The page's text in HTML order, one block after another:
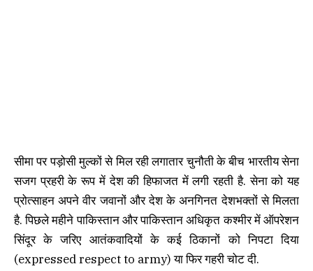
सीमा पर पड़ोसी मुल्कों से मिल रही लगातार चुनौती के बीच भारतीय सेना
सजग प्रहरी के रूप में देश की हिफाजत में लगी रहती है. सेना को यह
प्रोत्साहन अपने वीर जवानों और देश के अनगिनत देशभक्तों से मिलता
है. पिछले महीने पाकिस्तान और पाकिस्तान अधिकृत कश्मीर में ऑपरेशन
सिंदूर के जरिए आतंकवादियों के कई ठिकानों को निपटा दिया
(expressed respect to army) या फिर गहरी चोट दी.